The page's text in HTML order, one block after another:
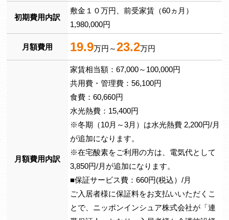
初期費用内訳
敷金１０万円、前受家賃（60ヵ月）
1,980,000円
月額費用 19.9万円～23.2万円
月額費用内訳
家賃相当額：67,000～100,000円
共用費・管理費：56,100円
食費：60,660円
水光熱費：15,400円
※冬期（10月～3月）は水光熱費 2,200円/月
が追加になります。
※在宅酸素をご利用の方は、電気代として
3,850円/月が追加になります。
■保証サービス費：660円(税込）/月
ご入居者様に保証料をお支払いいただくこ
とで、ニッポンインシュア株式会社が「連